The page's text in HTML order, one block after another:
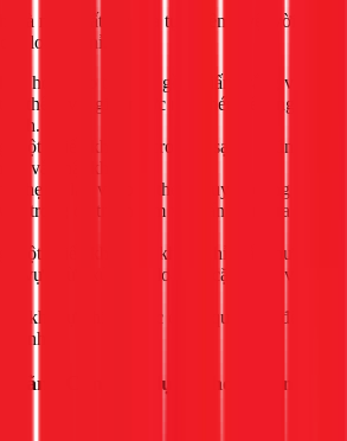
là một chất tẩy rửa tự nhiên tuyệt vời,
loại vải nỉ.
hợp theo tỉ lệ 1:1 gồm giấm trắng và
thêm vài giọt nước rửa chén để tăng
một chiếc khăn microfiber sạch, nhúng
và vắt thật khô.
nhẹ và lau vết bẩn theo chuyển động
trong để tránh làm vết bẩn loang ra
một chiếc khăn ẩm khác (chỉ thấm nước
vực vừa xử lý để loại bỏ cặn giấm và
khô tự nhiên hoặc dùng quạt thổi để
trình.
Bằng Cồn (Áp dụng cho sofa mã